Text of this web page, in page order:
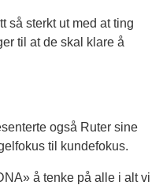
så sterkt ut med at ting
til at de skal klare å
også Ruter sine
til kundefokus.
å tenke på alle i alt vi